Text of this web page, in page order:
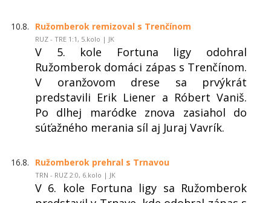
10.8. Ružomberok remizoval s Trenčínom
RUZ - TRE 1:1, 5.kolo | JK
V 5. kole Fortuna ligy odohral
Ružomberok domáci zápas s Trenčínom.
V oranžovom drese sa prvýkrát
predstavili Erik Liener a Róbert Vaniš.
Po dlhej maródke znova zasiahol do
súťažného merania síl aj Juraj Vavrík.
16.8. Ružomberok prehral s Trnavou
TRN - RUZ 2:0, 6.kolo | JK
V 6. kole Fortuna ligy sa Ružomberok